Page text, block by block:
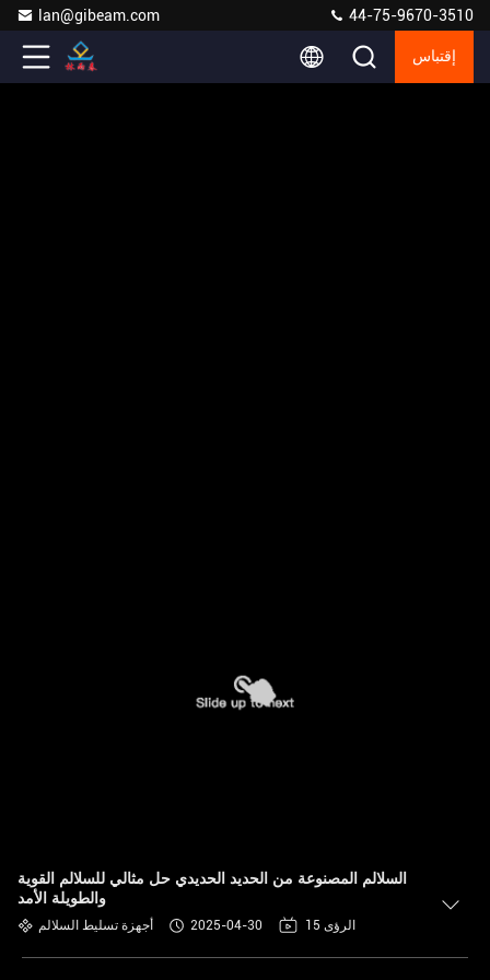
lan@gibeam.com 44-75-9670-3510
إقتباس
السلالم المصنوعة من الحديد الحديدي حل مثالي للسلالم القوية
والطويلة الأمد
أجهزة تسليط السلالم 2025-04-30 15 الرؤى